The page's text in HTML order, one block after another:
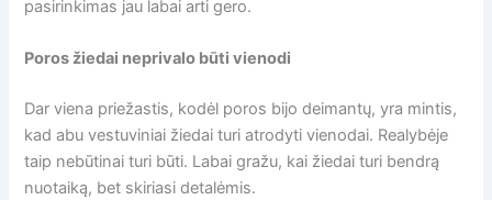
pasirinkimas jau labai arti gero.
Poros žiedai neprivalo būti vienodi
Dar viena priežastis, kodėl poros bijo deimantų, yra mintis,
kad abu vestuviniai žiedai turi atrodyti vienodai. Realybėje
taip nebūtinai turi būti. Labai gražu, kai žiedai turi bendrą
nuotaiką, bet skiriasi detalėmis.